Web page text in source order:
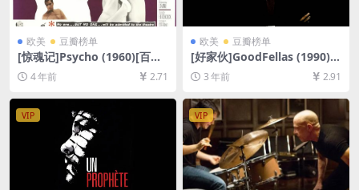
欧美 豆瓣榜单
[惊魂记]Psycho (1960)[百度
网盘+迅雷云盘资源1080P超
清未删减][MP4/7GB][中英字
4 年前 2.71
欧美 豆瓣榜单
[好家伙]GoodFellas (1990)
[百度网盘+夸克网盘1080P超
清未删减资源][网盘在线播放/
3 年前 2.91
VIP VIP